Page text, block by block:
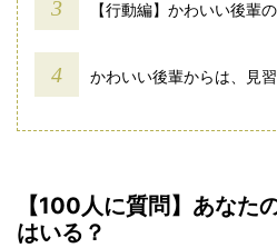
【行動編】かわいい後輩
かわいい後輩からは、見
【100人に質問】あなた
はいる？